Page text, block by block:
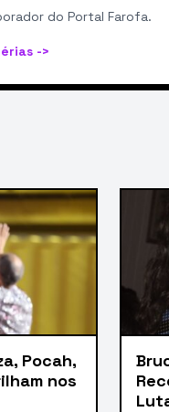
do Portal Farofa.
->
Pocah,
nos